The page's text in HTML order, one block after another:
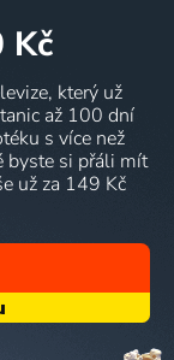
Kč
který už
až 100 dní
s více než
byste si přáli mít
už za 149 Kč